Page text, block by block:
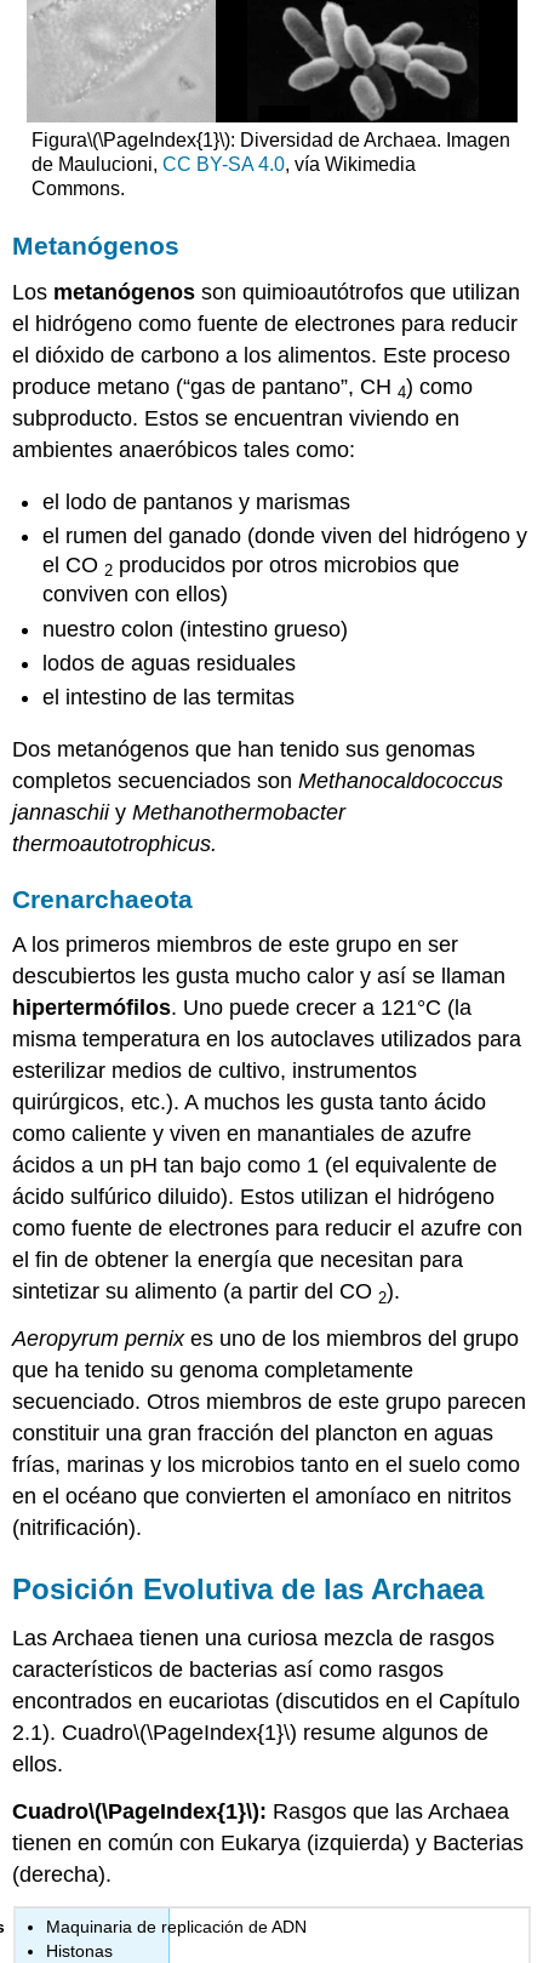
Figura\(\PageIndex{1}\): Diversidad de Archaea. Imagen
de Maulucioni, CC BY-SA 4.0, vía Wikimedia
Commons.
Metanógenos
Los metanógenos son quimioautótrofos que utilizan
el hidrógeno como fuente de electrones para reducir
el dióxido de carbono a los alimentos. Este proceso
produce metano (“gas de pantano”, CH4) como
subproducto. Estos se encuentran viviendo en
ambientes anaeróbicos tales como:
el lodo de pantanos y marismas
el rumen del ganado (donde viven del hidrógeno y
el CO 2 producidos por otros microbios que
conviven con ellos)
nuestro colon (intestino grueso)
lodos de aguas residuales
el intestino de las termitas
Dos metanógenos que han tenido sus genomas
completos secuenciados sonMethanocaldococcus
jannaschiiyMethanothermobacter
thermoautotrophicus.
Crenarchaeota
A los primeros miembros de este grupo en ser
descubiertos les gusta mucho calor y así se llaman
hipertermófilos. Uno puede crecer a 121°C (la
misma temperatura en los autoclaves utilizados para
esterilizar medios de cultivo, instrumentos
quirúrgicos, etc.). A muchos les gusta tanto ácido
como caliente y viven en manantiales de azufre
ácidos a un pH tan bajo como 1 (el equivalente de
ácido sulfúrico diluido). Estos utilizan el hidrógeno
como fuente de electrones para reducir el azufre con
el fin de obtener la energía que necesitan para
sintetizar su alimento (a partir del CO 2).
Aeropyrum pernixes uno de los miembros del grupo
que ha tenido su genoma completamente
secuenciado. Otros miembros de este grupo parecen
constituir una gran fracción del plancton en aguas
frías, marinas y los microbios tanto en el suelo como
en el océano que convierten el amoníaco en nitritos
(nitrificación).
Posición Evolutiva de las Archaea
Las Archaea tienen una curiosa mezcla de rasgos
característicos de bacterias así como rasgos
encontrados en eucariotas (discutidos en el Capítulo
2.1). Cuadro\(\PageIndex{1}\) resume algunos de
ellos.
Cuadro\(\PageIndex{1}\): Rasgos que las Archaea
tienen en común con Eukarya (izquierda) y Bacterias
(derecha).
Maquinaria de replicación de ADN
Histonas